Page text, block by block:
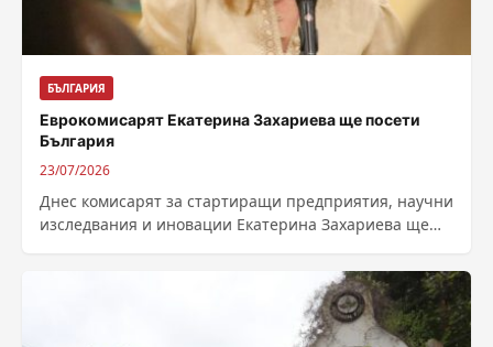
БЪЛГАРИЯ
Еврокомисарят Екатерина Захариева ще посети
България
23/07/2026
Днес комисарят за стартиращи предприятия, научни
изследвания и иновации Екатерина Захариева ще